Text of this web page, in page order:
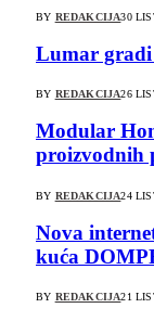
BY REDAKCIJA30
Lumar gradi
BY REDAKCIJA26
Modular
proizvodnih
BY REDAKCIJA24
Nova
kuća
BY REDAKCIJA21